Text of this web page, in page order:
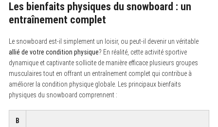
Les bienfaits physiques du snowboard : un
entraînement complet
Le snowboard est-il simplement un loisir, ou peut-il devenir un véritable
allié de votre condition physique? En réalité, cette activité sportive
dynamique et captivante sollicite de manière efficace plusieurs groupes
musculaires tout en offrant un entraînement complet qui contribue à
améliorer la condition physique globale. Les principaux bienfaits
physiques du snowboard comprennent :
B